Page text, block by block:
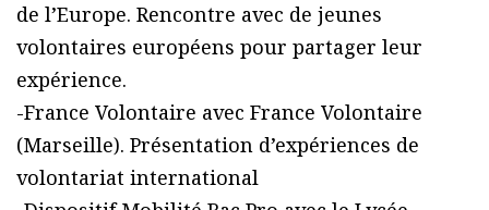
de l’Europe. Rencontre avec de jeunes
volontaires européens pour partager leur
expérience.
-France Volontaire avec France Volontaire
(Marseille). Présentation d’expériences de
volontariat international